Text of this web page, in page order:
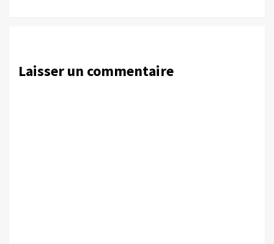
Laisser un commentaire